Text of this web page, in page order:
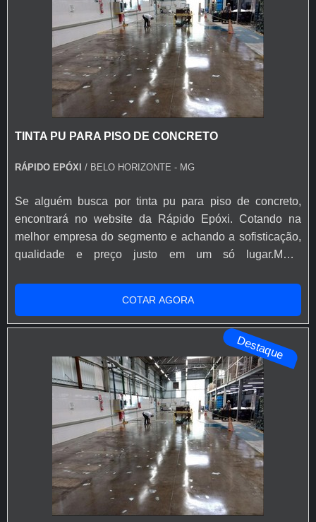
TINTA PU PARA PISO DE CONCRETO
RÁPIDO EPÓXI / BELO HORIZONTE - MG
Se alguém busca por tinta pu para piso de concreto,
encontrará no website da Rápido Epóxi. Cotando na
melhor empresa do segmento e achando a sofisticação,
qualidade e preço justo em um só lugar.MAIS
CONCRETOQuem está à procura de tinta pu para piso
de concreto em uma corporação inovadora, chega até a
Rápido Epóxi. A empresa tem em seu escopo resina
epóxi autonivelante transparente e tinta para asf...
COTAR AGORA
Destaque